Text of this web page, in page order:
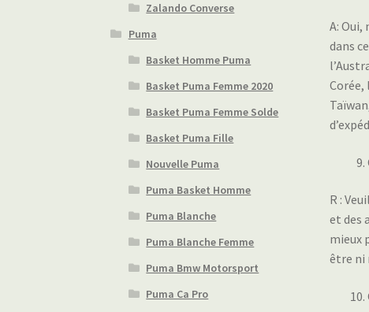
A:
dans
Corée,
R :
et des
mieux
être ni
Zalando Converse
Puma
Basket Homme Puma
Basket Puma Femme 2020
Basket Puma Femme Solde
Basket Puma Fille
Nouvelle Puma
Puma Basket Homme
Puma Blanche
Puma Blanche Femme
Puma Bmw Motorsport
Puma Ca Pro